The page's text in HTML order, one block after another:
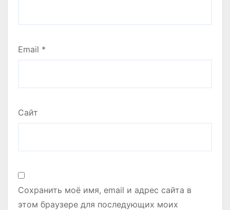
Email *
Сайт
Сохранить моё имя, email и адрес сайта в
этом браузере для последующих моих